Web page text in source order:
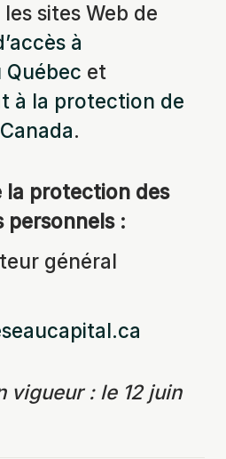
sites Web de
à
Québec et
à la protection de
.
la protection des
personnels :
général
vigueur : le 12 juin